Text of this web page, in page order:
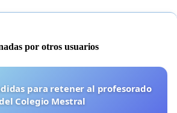
por otros usuarios
para retener al profesorado
Colegio Mestral